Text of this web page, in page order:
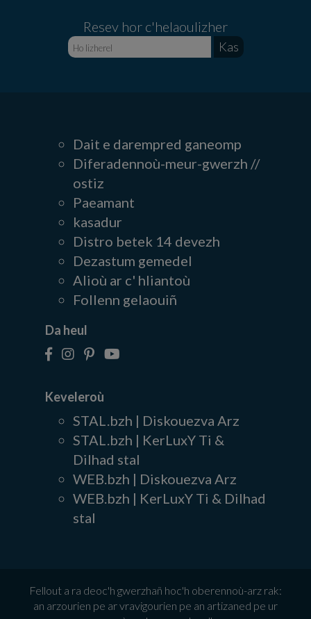
Resev hor c'helaoulizher
Dait e darempred ganeomp
Diferadennoù-meur-gwerzh //
ostiz
Paeamant
kasadur
Distro betek 14 devezh
Dezastum gemedel
Alioù ar c' hliantoù
Follenn gelaouiñ
Da heul
Keveleroù
STAL.bzh | Diskouezva Arz
STAL.bzh | KerLuxY Ti &
Dilhad stal
WEB.bzh | Diskouezva Arz
WEB.bzh | KerLuxY Ti & Dilhad
stal
Fellout a ra deoc'h gwerzhañ hoc'h oberennoù-arz rak:
an arzourien pe ar vravigourien pe an artizaned pe ur